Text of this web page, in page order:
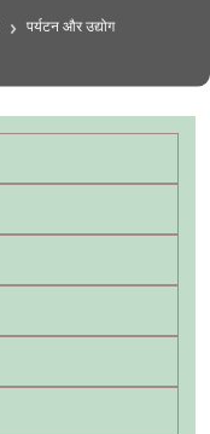
पर्यटन और उद्योग